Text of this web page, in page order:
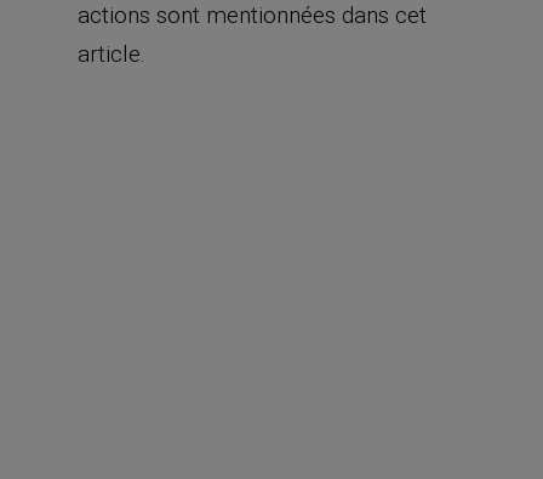
actions sont mentionnées dans cet
article.